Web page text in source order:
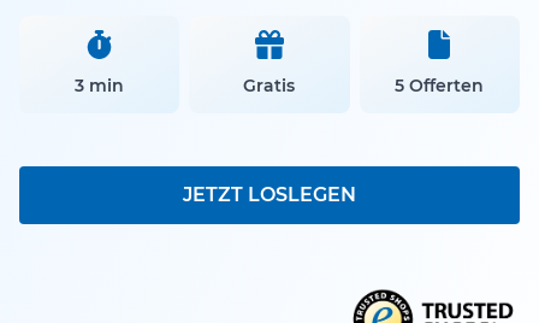
3 min Gratis 5 Offerten
JETZT LOSLEGEN